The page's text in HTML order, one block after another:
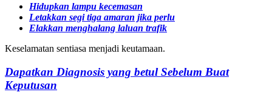
Hidupkan lampu kecemasan
Letakkan segi tiga amaran jika perlu
Elakkan menghalang laluan trafik
Keselamatan sentiasa menjadi keutamaan.
Dapatkan Diagnosis yang betul Sebelum Buat
Keputusan